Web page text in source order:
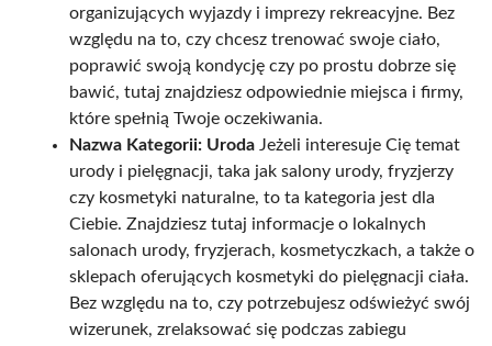
organizujących wyjazdy i imprezy rekreacyjne. Bez
względu na to, czy chcesz trenować swoje ciało,
poprawić swoją kondycję czy po prostu dobrze się
bawić, tutaj znajdziesz odpowiednie miejsca i firmy,
które spełnią Twoje oczekiwania.
Nazwa Kategorii: Uroda Jeżeli interesuje Cię temat
urody i pielęgnacji, taka jak salony urody, fryzjerzy
czy kosmetyki naturalne, to ta kategoria jest dla
Ciebie. Znajdziesz tutaj informacje o lokalnych
salonach urody, fryzjerach, kosmetyczkach, a także o
sklepach oferujących kosmetyki do pielęgnacji ciała.
Bez względu na to, czy potrzebujesz odświeżyć swój
wizerunek, zrelaksować się podczas zabiegu